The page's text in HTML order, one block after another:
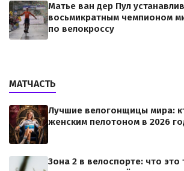
Матье ван дер Пул
восьмикратным чемпионом
по велокроссу
МАТЧАСТЬ
Лучшие велогонщицы мира:
женским пелотоном в 2026
Зона 2 в велоспорте: что это